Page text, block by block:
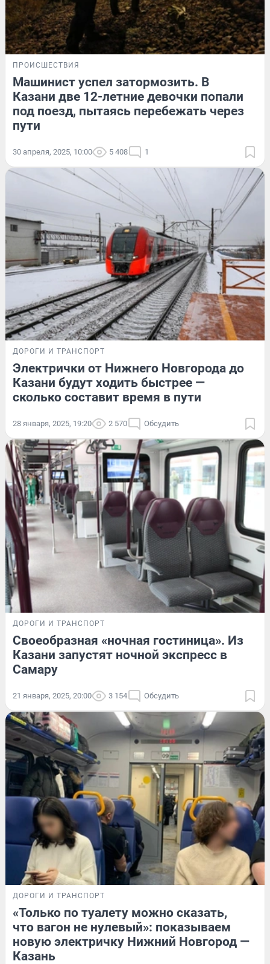
ПРОИСШЕСТВИЯ
Машинист успел затормозить. В
Казани две 12-летние девочки попали
под поезд, пытаясь перебежать через
пути
30 апреля, 2025, 10:00 5 408 1
ДОРОГИ И ТРАНСПОРТ
Электрички от Нижнего Новгорода до
Казани будут ходить быстрее —
сколько составит время в пути
28 января, 2025, 19:20 2 570 Обсудить
ДОРОГИ И ТРАНСПОРТ
Своеобразная «ночная гостиница». Из
Казани запустят ночной экспресс в
Самару
21 января, 2025, 20:00 3 154 Обсудить
ДОРОГИ И ТРАНСПОРТ
«Только по туалету можно сказать,
что вагон не нулевый»: показываем
новую электричку Нижний Новгород —
Казань